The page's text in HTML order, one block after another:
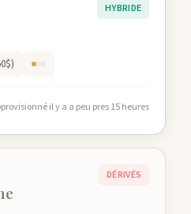
HYBRIDE
il y a a peu pres 15 heures
DÉRIVÉS